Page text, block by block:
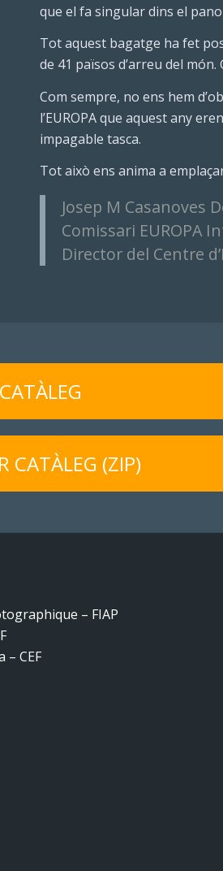
que el fa singular dins el
Tot aquest bagatge ha fet
de 41 països d’arreu del
Com sempre, no ens hem
l’EUROPA que aquest any
impagable tasca.
Tot això ens anima a
Josep M Casanoves
Comissari EUROPA
Director del Centre
CATÀLEG (ZIP)
– FIAP
CEF